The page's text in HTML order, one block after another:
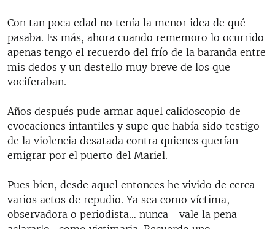
Con tan poca edad no tenía la menor idea de qué
pasaba. Es más, ahora cuando rememoro lo ocurrido
apenas tengo el recuerdo del frío de la baranda entre
mis dedos y un destello muy breve de los que
vociferaban.
Años después pude armar aquel calidoscopio de
evocaciones infantiles y supe que había sido testigo
de la violencia desatada contra quienes querían
emigrar por el puerto del Mariel.
Pues bien, desde aquel entonces he vivido de cerca
varios actos de repudio. Ya sea como víctima,
observadora o periodista… nunca –vale la pena